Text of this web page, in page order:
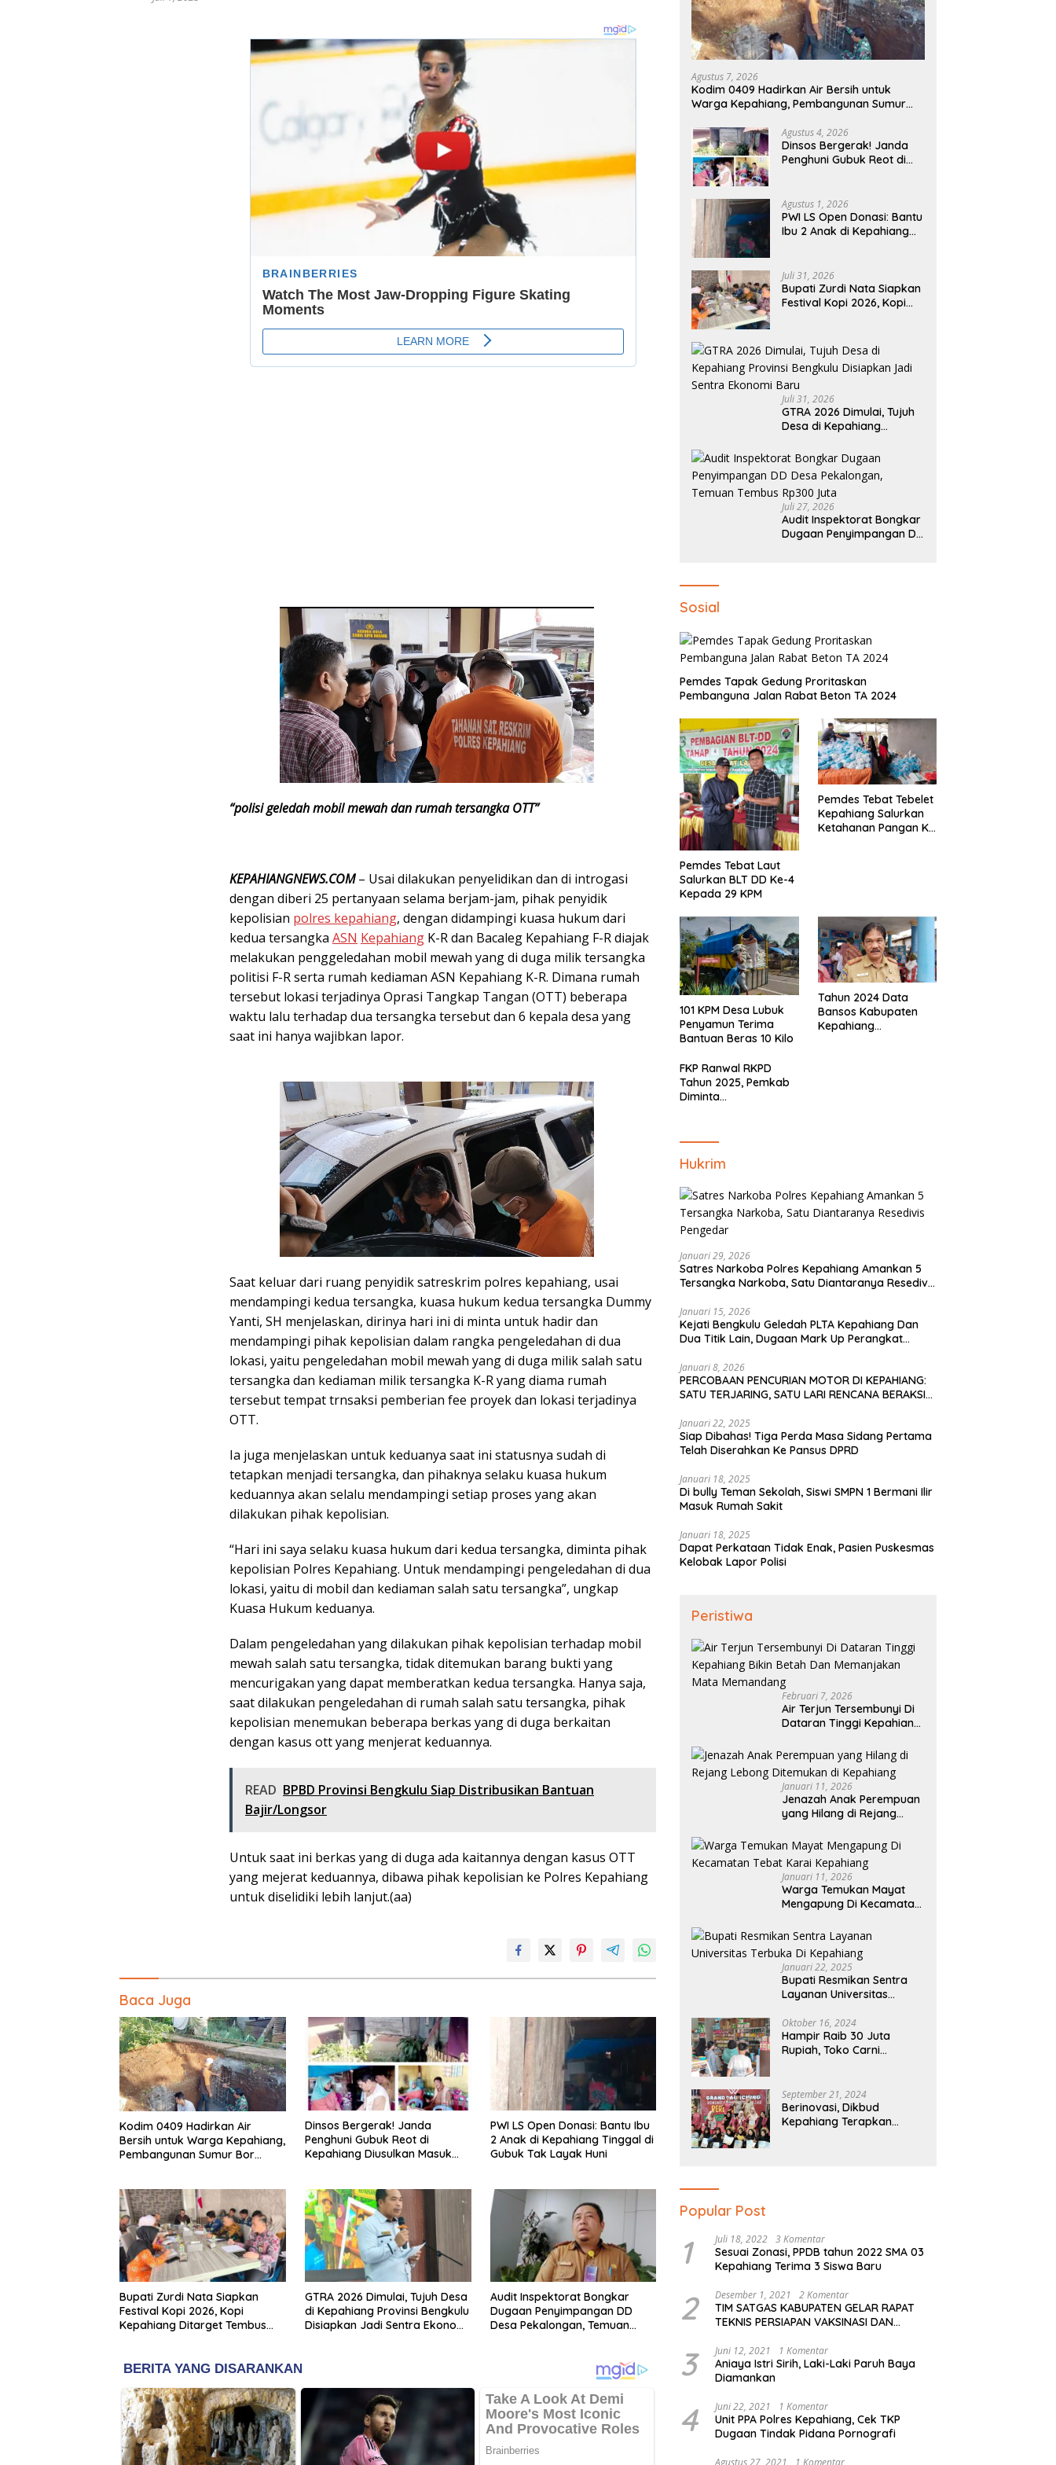
“polisi geledah mobil mewah dan rumah tersangka OTT”
KEPAHIANGNEWS.COM– Usai dilakukan penyelidikan dan di introgasi
dengan diberi 25 pertanyaan selama berjam-jam, pihak penyidik
kepolisian polres kepahiang, dengan didampingi kuasa hukum dari
kedua tersangka ASN Kepahiang K-R dan Bacaleg Kepahiang F-R diajak
melakukan penggeledahan mobil mewah yang di duga milik tersangka
politisi F-R serta rumah kediaman ASN Kepahiang K-R. Dimana rumah
tersebut lokasi terjadinya Oprasi Tangkap Tangan (OTT) beberapa
waktu lalu terhadap dua tersangka tersebut dan 6 kepala desa yang
saat ini hanya wajibkan lapor.
Saat keluar dari ruang penyidik satreskrim polres kepahiang, usai
mendampingi kedua tersangka, kuasa hukum kedua tersangka Dummy
Yanti, SH menjelaskan, dirinya hari ini di minta untuk hadir dan
mendampingi pihak kepolisian dalam rangka pengeledahan di dua
lokasi, yaitu pengeledahan mobil mewah yang di duga milik salah satu
tersangka dan kediaman milik tersangka K-R yang diama rumah
tersebut tempat trnsaksi pemberian fee proyek dan lokasi terjadinya
OTT.
Ia juga menjelaskan untuk keduanya saat ini statusnya sudah di
tetapkan menjadi tersangka, dan pihaknya selaku kuasa hukum
keduannya akan selalu mendampingi setiap proses yang akan
dilakukan pihak kepolisian.
“Hari ini saya selaku kuasa hukum dari kedua tersangka, diminta pihak
kepolisian Polres Kepahiang. Untuk mendampingi pengeledahan di dua
lokasi, yaitu di mobil dan kediaman salah satu tersangka”, ungkap
Kuasa Hukum keduanya.
Dalam pengeledahan yang dilakukan pihak kepolisian terhadap mobil
mewah salah satu tersangka, tidak ditemukan barang bukti yang
mencurigakan yang dapat memberatkan kedua tersangka. Hanya saja,
saat dilakukan pengeledahan di rumah salah satu tersangka, pihak
kepolisian menemukan beberapa berkas yang di duga berkaitan
dengan kasus ott yang menjerat keduannya.
READ BPBD Provinsi Bengkulu Siap Distribusikan Bantuan
Bajir/Longsor
Untuk saat ini berkas yang di duga ada kaitannya dengan kasus OTT
yang mejerat keduannya, dibawa pihak kepolisian ke Polres Kepahiang
untuk diselidiki lebih lanjut.(aa)
Baca Juga
Kodim 0409 Hadirkan Air
Bersih untuk Warga Kepahiang,
Pembangunan Sumur Bor
Dinsos Bergerak! Janda
Penghuni Gubuk Reot di
Kepahiang Diusulkan Masuk
PWI LS Open Donasi: Bantu Ibu
2 Anak di Kepahiang Tinggal di
Gubuk Tak Layak Huni
Bupati Zurdi Nata Siapkan
Festival Kopi 2026, Kopi
Kepahiang Ditarget Tembus
GTRA 2026 Dimulai, Tujuh Desa
di Kepahiang Provinsi Bengkulu
Disiapkan Jadi Sentra Ekonomi
Audit Inspektorat Bongkar
Dugaan Penyimpangan DD
Desa Pekalongan, Temuan
Agustus 7, 2026
Kodim 0409 Hadirkan Air Bersih untuk
Warga Kepahiang, Pembangunan Sumur
Agustus 4, 2026
Dinsos Bergerak! Janda
Penghuni Gubuk Reot di
BPNT
Agustus 1, 2026
PWI LS Open Donasi: Bantu
Ibu 2 Anak di Kepahiang
Juli 31, 2026
Bupati Zurdi Nata Siapkan
Festival Kopi 2026, Kopi
Juli 31, 2026
GTRA 2026 Dimulai, Tujuh
Desa di Kepahiang
Disiapkan Jadi Sentra
Ekonomi Baru
Juli 27, 2026
Audit Inspektorat Bongkar
Dugaan Penyimpangan DD
Sosial
Pemdes Tapak Gedung Proritaskan
Pembanguna Jalan Rabat Beton TA 2024
Pemdes Tebat Laut
Salurkan BLT DD Ke-4
Kepada 29 KPM
Pemdes Tebat Tebelet
Kepahiang Salurkan
Ketahanan Pangan Ke
101 KPM Desa Lubuk
Penyamun Terima
Bantuan Beras 10 Kilo
Tahun 2024 Data
Bansos Kabupaten
Kepahiang
FKP Ranwal RKPD
Tahun 2025, Pemkab
Diminta
Kepahiang
Hukrim
Januari 29, 2026
Satres Narkoba Polres Kepahiang Amankan 5
Tersangka Narkoba, Satu Diantaranya Resedivis
Januari 15, 2026
Kejati Bengkulu Geledah PLTA Kepahiang Dan
Dua Titik Lain, Dugaan Mark Up Perangkat
Januari 8, 2026
PERCOBAAN PENCURIAN MOTOR DI KEPAHIANG:
SATU TERJARING, SATU LARI RENCANA BERAKSI
Januari 22, 2025
Siap Dibahas! Tiga Perda Masa Sidang Pertama
Telah Diserahkan Ke Pansus DPRD
Januari 18, 2025
Di bully Teman Sekolah, Siswi SMPN 1 Bermani Ilir
Masuk Rumah Sakit
Januari 18, 2025
Dapat Perkataan Tidak Enak, Pasien Puskesmas
Kelobak Lapor Polisi
Peristiwa
Februari 7, 2026
Air Terjun Tersembunyi Di
Dataran Tinggi Kepahiang
Memanjakan Mata
Memandang
Januari 11, 2026
Jenazah Anak Perempuan
yang Hilang di Rejang
Kepahiang
Januari 11, 2026
Warga Temukan Mayat
Mengapung Di Kecamatan
Januari 22, 2025
Bupati Resmikan Sentra
Layanan Universitas
Oktober 16, 2024
Hampir Raib 30 Juta
Rupiah, Toko Carni
September 21, 2024
Berinovasi, Dikbud
Kepahiang Terapkan
Popular Post
1 Juli 18, 2022 3 Komentar
Sesuai Zonasi, PPDB tahun 2022 SMA 03
Kepahiang Terima 3 Siswa Baru
2 Desember 1, 2021 2 Komentar
TIM SATGAS KABUPATEN GELAR RAPAT
TEKNIS PERSIAPAN VAKSINASI DAN
3 Juni 12, 2021 1 Komentar
Aniaya Istri Sirih, Laki-Laki Paruh Baya
Diamankan
4 Juni 22, 2021 1 Komentar
Unit PPA Polres Kepahiang, Cek TKP
Dugaan Tindak Pidana Pornografi
Agustus 27, 2021 1 Komentar